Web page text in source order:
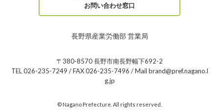
お問い合わせ窓口
長野県産業労働部 営業局
〒380-8570 長野市南長野幅下692-2
TEL 026-235-7249 / FAX 026-235-7496 / Mail brand@pref.nagano.l
g.jp
© Nagano Prefecture. All rights reserved.